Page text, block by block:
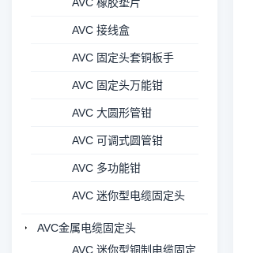
AVC 接线盒
AVC 固定头套铜板手
AVC 固定头万能钳
AVC 大圆形管钳
AVC 可调式圆管钳
AVC 多功能钳
AVC 迷你型电缆固定头
AVC金属电缆固定头
AVC 迷你型铜制电缆固定